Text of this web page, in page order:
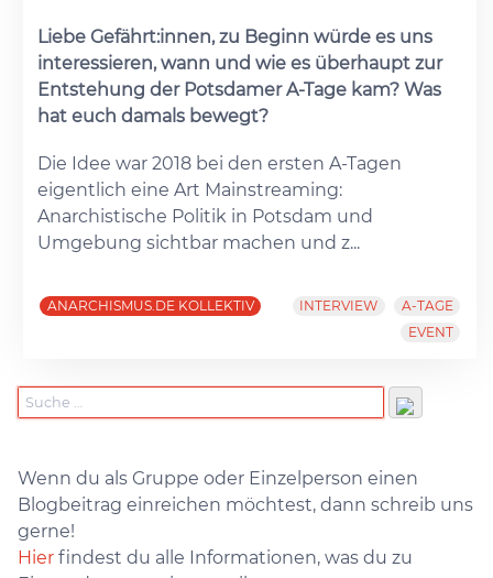
Liebe Gefährt:innen, zu Beginn würde es uns
interessieren, wann und wie es überhaupt zur
Entstehung der Potsdamer A-Tage kam? Was
hat euch damals bewegt?
Die Idee war 2018 bei den ersten A-Tagen
eigentlich eine Art Mainstreaming:
Anarchistische Politik in Potsdam und
Umgebung sichtbar machen und z...
ANARCHISMUS.DE KOLLEKTIV INTERVIEW
A-TAGE
EVENT
Wenn du als Gruppe oder Einzelperson einen
Blogbeitrag einreichen möchtest, dann schreib uns
gerne!
Hier findest du alle Informationen, was du zu